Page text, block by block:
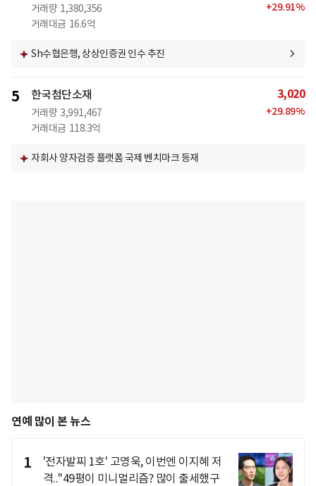
거래량 1,380,356
거래대금 16.6억
+29.91%
Sh수협은행, 상상인증권 인수 추진
5 한국첨단소재
거래량 3,991,467
거래대금 118.3억
3,020
+29.89%
자회사 양자검증 플랫폼 국제 벤치마크 등재
연예 많이 본 뉴스
1
'전자발찌 1호' 고영욱, 이번엔 이지혜 저
격.."49평이 미니멀리즘? 많이 출세했구